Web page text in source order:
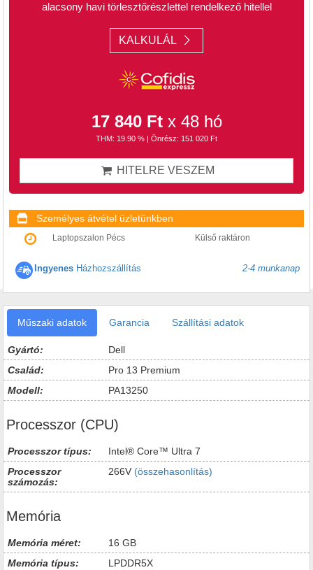
alacsony havi törlesztőrészlettel rendelkező hitellel
KALKULÁL
17 840 Ftx 48 hó
THM: 19.90 % | Önrész: 151 020 Ft
HITELRE VESZEM
Személyes átvétel üzletünkben
Laptopszalon Pécs Külső raktáron
Ingyenes Házhozszállítás 2-4 munkanap
Műszaki adatok Garancia Szállítási adatok
Gyártó:
Dell
Család:
Pro 13 Premium
Modell:
PA13250
Processzor (CPU)
Processzor típus:
Intel® Core™ Ultra 7
Processzor
számozás:
266V (összehasonlítás)
Memória
Memória méret:
16 GB
Memória típus:
LPDDR5X